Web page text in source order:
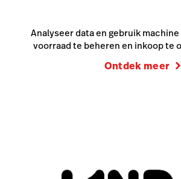
Analyseer data en gebruik
voorraad te beheren en inkoop te
Ontdek meer